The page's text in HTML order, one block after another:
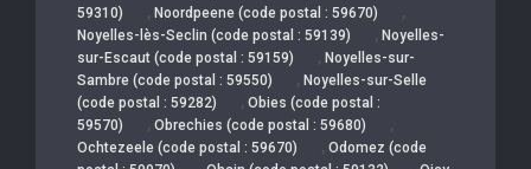
59310)
, Noordpeene (code postal : 59670) ,
Noyelles-lès-Seclin (code postal : 59139) , Noyelles-
sur-Escaut (code postal : 59159)
, Noyelles-sur-
Sambre (code postal : 59550)
, Noyelles-sur-Selle
(code postal : 59282)
, Obies (code postal :
59570)
, Obrechies (code postal : 59680) ,
Ochtezeele (code postal : 59670) , Odomez (code